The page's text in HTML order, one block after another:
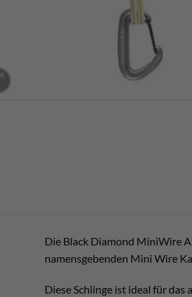
Die Black Diamond MiniWire
namensgebenden Mini Wire
Diese Schlinge ist ideal für